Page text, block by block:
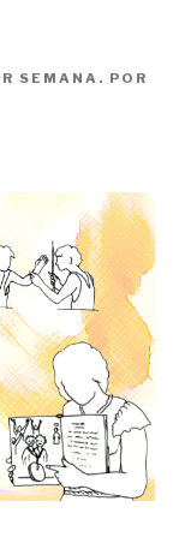
SEMANA. POR